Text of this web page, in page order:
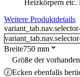
Heizkörpern etc.
Weitere Produktdetails
Breite750 mm
Größe der
Ecken ebenfalls